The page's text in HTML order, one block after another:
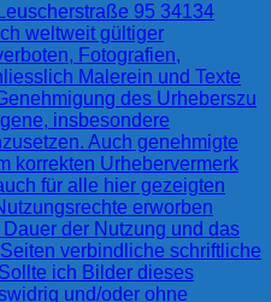
95 34134
weltweit gültiger
Fotografien,
Malerein und Texte
des Urheberszu
insbesondere
Auch genehmigte
korrekten Urhebervermerk
für alle hier gezeigten
erworben
der Nutzung und das
verbindliche schriftliche
ich Bilder dieses
und/oder ohne